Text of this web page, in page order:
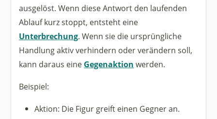
ausgelöst. Wenn diese Antwort den laufenden
Ablauf kurz stoppt, entsteht eine
Unterbrechung. Wenn sie die ursprüngliche
Handlung aktiv verhindern oder verändern soll,
kann daraus eine Gegenaktion werden.
Beispiel:
Aktion: Die Figur greift einen Gegner an.